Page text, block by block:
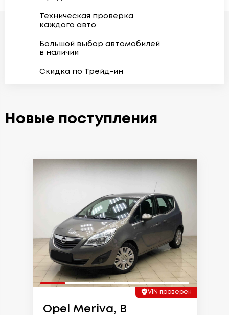
Техническая проверка
каждого авто
Большой выбор автомобилей
в наличии
Скидка по Трейд-ин
Новые поступления
VIN проверен
Opel Meriva, B